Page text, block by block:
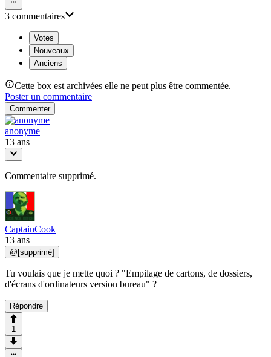
3 commentaires
Votes
Nouveaux
Anciens
Cette box est archivées elle ne peut plus être commentée.
Poster un commentaire
Commenter
anonyme
13 ans
Commentaire supprimé.
CaptainCook
13 ans
@ [supprimé]
Tu voulais que je mette quoi ? "Empilage de cartons, de dossiers,
d'écrans d'ordinateurs version bureau" ?
Répondre
1